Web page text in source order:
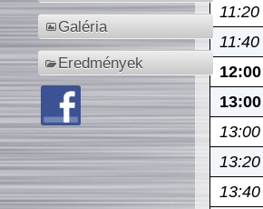
Galéria
Eredmények
11:20
11:40
12:00
13:00
13:00
13:20
13:40